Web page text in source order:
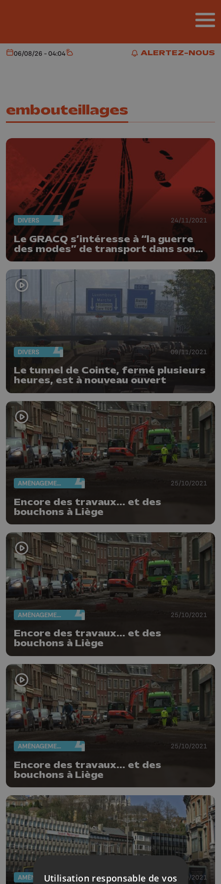
ALERTEZ-NOUS
ALERTEZ-NOUS
Aujourd'hui
06/08/26 - 04:04 Météo
embouteillages
DIVERS 24/11/2021
Le GRACQ s’intéresse à “la guerre
des modes” de transport dans son
nouveau podcast
DIVERS 09/11/2021
Le tunnel de Cointe, fermé plusieurs
heures, est à nouveau ouvert
AMÉNAGEMENT DU TERRITOIRE 25/10/2021
Encore des travaux... et des
bouchons à Liège
AMÉNAGEMENT DU TERRITOIRE 25/10/2021
Encore des travaux... et des
bouchons à Liège
AMÉNAGEMENT DU TERRITOIRE 25/10/2021
Encore des travaux... et des
bouchons à Liège
AMÉNAGEMENT DU TERRITOIRE 30/09/2021
Utilisation responsable de vos